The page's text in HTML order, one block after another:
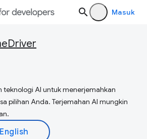
Masuk
AI untuk menerjemahkan
pilihan Anda. Terjemahan AI mungkin